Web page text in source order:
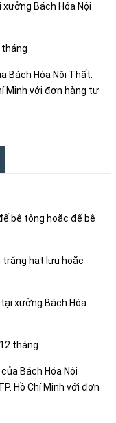
Bách Hóa Nội
tháng
Bách Hóa Nội Thất.
Minh với đơn hàng tư
bê tông hoặc đế bê
trắng hạt lựu hoặc
xưởng Bách Hóa
tháng
Bách Hóa Nội
Hồ Chí Minh với đơn